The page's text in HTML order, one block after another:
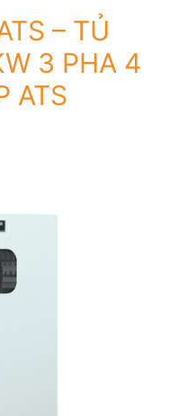
– TỦ
3 PHA 4
ATS